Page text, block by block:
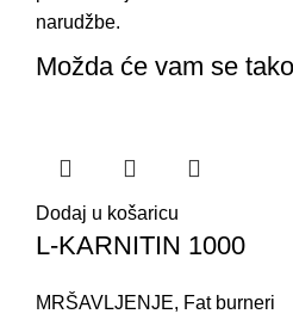
narudžbe.
Možda će vam se
Dodaj u košaricu
L-KARNITIN 1000
MRŠAVLJENJE, Fat burneri